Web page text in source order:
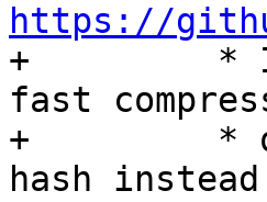
https://
+         * It
fast
+         * on
hash